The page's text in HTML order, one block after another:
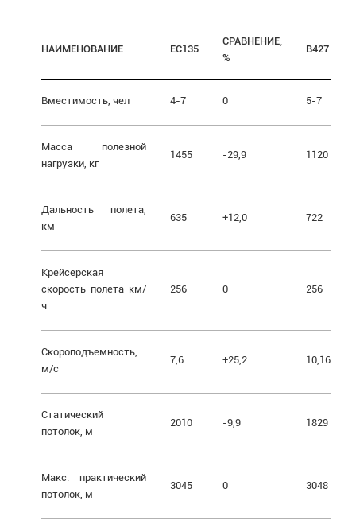
НАИМЕНОВАНИЕ ЕС135
СРАВНЕНИЕ,
%
В427
Вместимость, чел 4-7 0 5-7
Масса полезной
нагрузки, кг
1455 -29,9 1120
Дальность полета,
км
635 +12,0 722
Крейсерская
скорость полета км/
ч
256 0 256
Скороподъемность,
м/с
7,6 +25,2 10,16
Статический
потолок, м
2010 -9,9 1829
Макс. практический
потолок, м
3045 0 3048